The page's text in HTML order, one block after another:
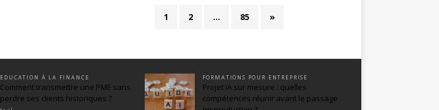
1 2 … 85 »
EDUCATION À LA FINANCE
Comment transmettre une PME sans
perdre ses clients historiques ?
FORMATIONS POUR ENTREPRISE
Projet IA sur mesure : quelles
compétences réunir avant le passage